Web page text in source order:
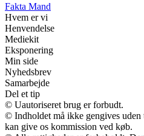
Fakta Mand
Hvem er vi
Henvendelse
Mediekit
Eksponering
Min side
Nyhedsbrev
Samarbejde
Del et tip
© Uautoriseret brug er forbudt.
© Indholdet må ikke gengives
kan give os kommission ved køb.